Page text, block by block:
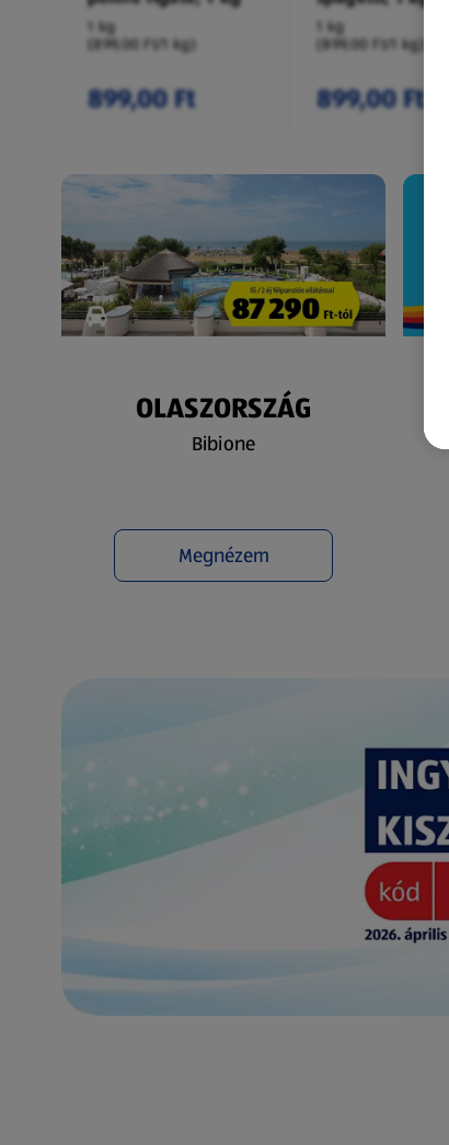
1 kg
(899,00 Ft/1 kg)
899,00 Ft
1 kg
(899,00 Ft/1 kg)
899,00 Ft
OLASZORSZÁG
Bibione
Megnézem
(új oldalon nyílik meg)